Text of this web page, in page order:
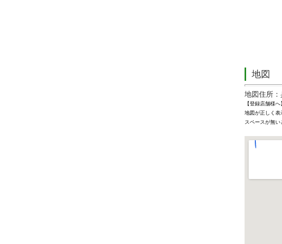
地図
地図住所：
【登録店舗様へ
地図が正しく表
スペースが無